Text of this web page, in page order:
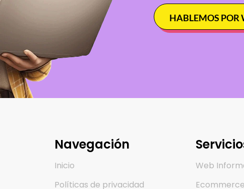
HABLEMOS POR
Navegación
Inicio
Políticas de privacidad
Web
Ecommerce